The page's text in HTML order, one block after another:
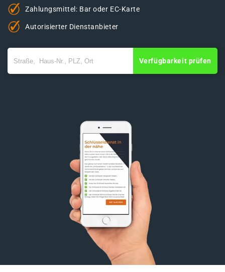
Zahlungsmittel: Bar oder EC-Karte
Autorisierter Dienstanbieter
Verfügbarkeit prüfen